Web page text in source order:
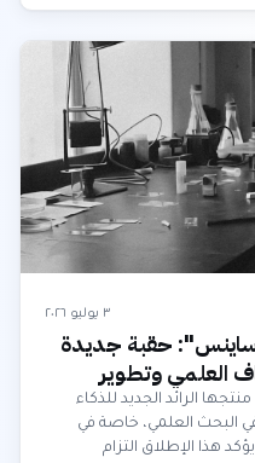
٣ يوليو ٢٠٢٦
حقبة جديدة
العلمي وتطوير
الرائد الجديد للذكاء
البحث العلمي، خاصة في
هذا الإطلاق التزام